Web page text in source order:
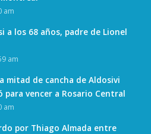
am
a los 68 años, padre de Lionel
am
mitad de cancha de Aldosivi
para vencer a Rosario Central
am
por Thiago Almada entre